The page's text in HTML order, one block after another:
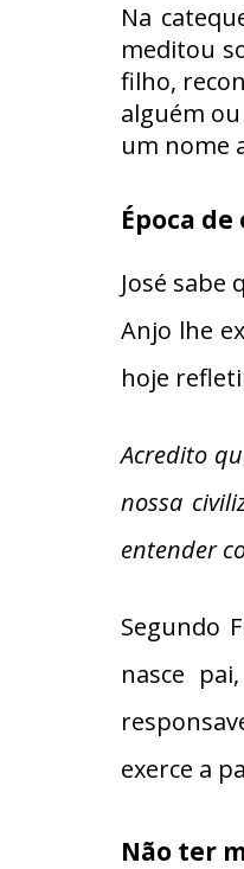
Na
meditou
filho,
alguém
um nome
Época
José sabe
Anjo lhe
hoje
Acredito
nossa
entender
Segundo
nasce
exerce a
Não ter